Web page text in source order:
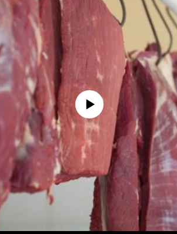
No media source currently available